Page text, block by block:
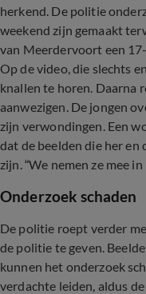
herkend. De politie
weekend zijn gemaakt
van Meerdervoort een
Op de video, die slechts
knallen te horen. Daarna
aanwezigen. De jongen
zijn verwondingen. Een
dat de beelden die her
zijn. “We nemen ze mee
Onderzoek schaden
De politie roept verder
de politie te geven.
kunnen het onderzoek
verdachte leiden, aldus